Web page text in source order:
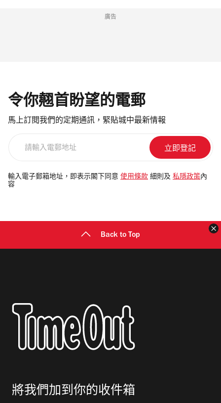
廣告
令你翹首盼望的電郵
馬上訂閱我們的定期通訊，緊貼城中最新情報
電
郵
輸入電子郵箱地址，即表示閣下同意 使用條款 細則及 私隱政策 內
容
Back to Top
將我們加到你的收件箱